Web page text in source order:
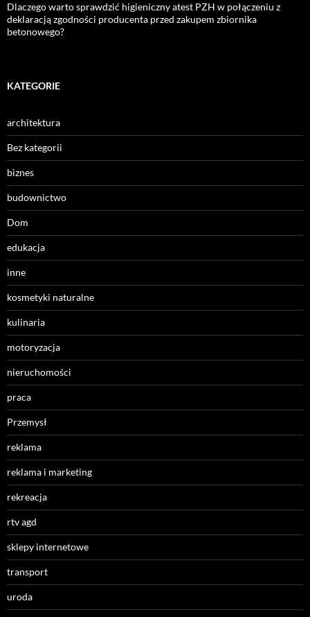
Dlaczego warto sprawdzić higieniczny atest PZH w połączeniu z
deklaracją zgodności producenta przed zakupem zbiornika
betonowego?
KATEGORIE
architektura
Bez kategorii
biznes
budownictwo
Dom
edukacja
inne
kosmetyki naturalne
kulinaria
motoryzacja
nieruchomości
praca
Przemysł
reklama
reklama i marketing
rekreacja
rtv agd
sklepy internetowe
transport
uroda